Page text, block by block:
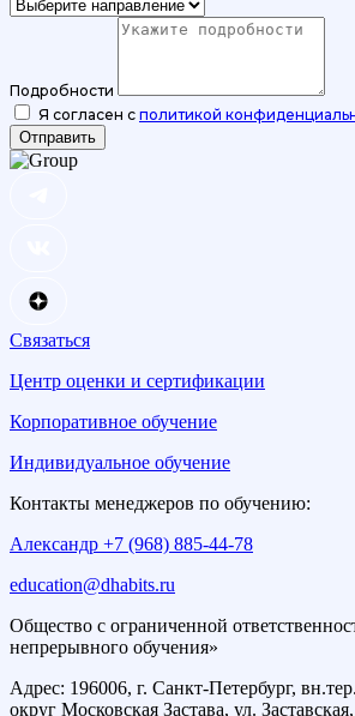
Подробности
Я согласен с политикой
Отправить
Связаться
Центр оценки и сертификации
Корпоративное обучение
Индивидуальное обучение
Контакты менеджеров по обучению:
Александр +7 (968) 885-44-78
education@dhabits.ru
Общество с ограниченной
непрерывного обучения»
Адрес: 196006, г. Санкт-Петербург,
округ Московская Застава, ул.